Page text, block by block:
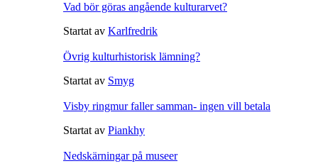
Vad bör göras angående kulturarvet?
Startat av Karlfredrik
Övrig kulturhistorisk lämning?
Startat av Smyg
Visby ringmur faller samman- ingen vill betala
Startat av Piankhy
Nedskärningar på museer